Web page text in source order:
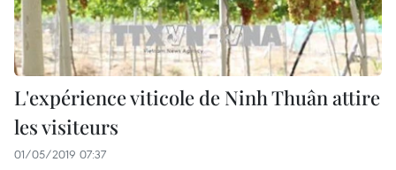
L'expérience viticole de Ninh Thuân attire
les visiteurs
01/05/2019 07:37